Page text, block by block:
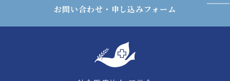
お問い合わせ・申し込みフォーム